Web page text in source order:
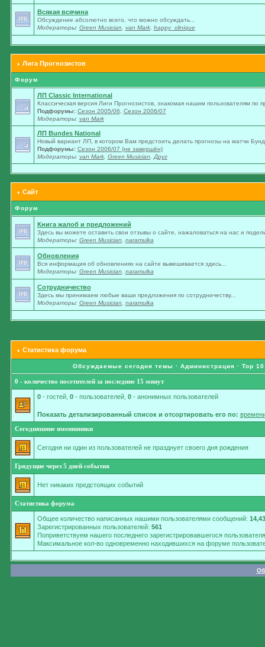
Всякая всячина
Обсуждение абсолютно всего, что можно обсуждать...
Модераторы: Green Musician van Mark, happy_clinique
Лига Прогнозистов
Форум
ЛП Classic International
Классическая версия Лиги Прогнозистов, знакомая нашим пользователям по
Подфорумы: Сезон 2005/06
Сезон 2006/07
Модераторы: van Mark
ЛП Bundes National
Новый вариант ЛП, в котором Вам предстоить делать прогнозы на матчи
Подфорумы: Сезон 2006/07 (не завершён)
Модераторы: van Mark, Green Musician Друг
Сайт
Форум
Книга жалоб и предложений
Здесь вы можете оставить свои отзывы о сайте, нажаловаться на нас и
Модераторы: Green Musician naramulka
Обновления
Вся информация об обновлениях на сайте вывешивается здесь...
Модераторы: Green Musician naramulka
Сотрудничество
Здесь мы принимаем любые ваши предложения по сотрудничеству...
Модераторы: Green Musician naramulka
Статистика форума
Обсуждаемые сегодня темы · Администрация · Top
0 - количество посетителей за последние 15 минут
0- гостей, 0- пользователей, 0- анонимных пользователей
Показать детализированный список и отсортировать его по:
Сегодняшние именинники
Сегодня ни один из пользователей не празднует своего дня рождения
Грядущие через 5 дней события
Нет никаких предстоящих событий
Статистика форума
Общее количество написанных нашими пользователями сообщений:
Зарегистрированных пользователей: 561
Поприветствуем нашего последнего зарегистрировавшегося
Максимальное кол-во одновременно находившихся на форуме